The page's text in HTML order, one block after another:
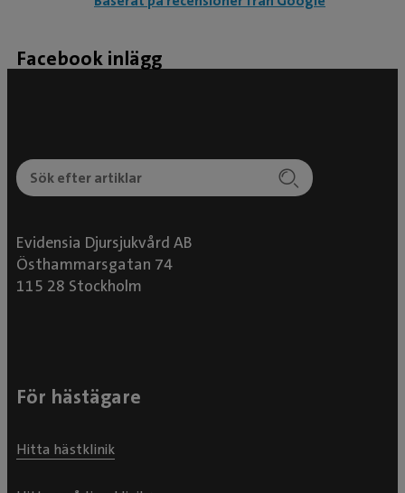
Facebook inlägg
Evidensia Djursjukvård AB
Östhammarsgatan 74
115 28 Stockholm
För hästägare
Hitta hästklinik